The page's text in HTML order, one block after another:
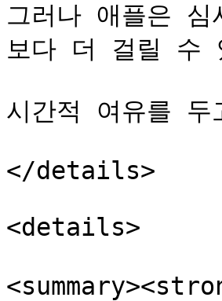
그러나 애플은
보다 더 걸릴 수
시간적 여유를
</details>
<details>